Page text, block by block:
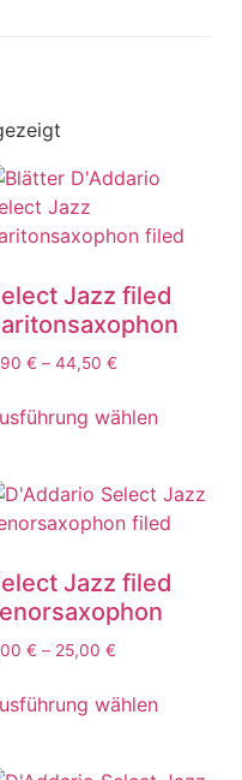
Jazz filed
€ – 44,50 €
wählen
Jazz filed
€ – 25,00 €
wählen